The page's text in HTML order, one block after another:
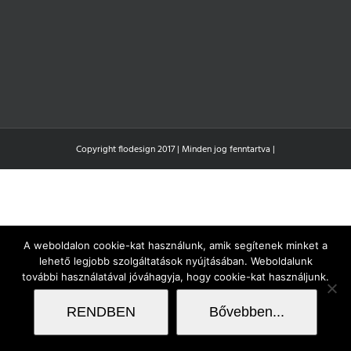
Copyright flodesign 2017 | Minden jog fenntartva |
A weboldalon cookie-kat használunk, amik segítenek minket a
lehető legjobb szolgáltatások nyújtásában. Weboldalunk
további használatával jóváhagyja, hogy cookie-kat használjunk.
RENDBEN Bővebben...